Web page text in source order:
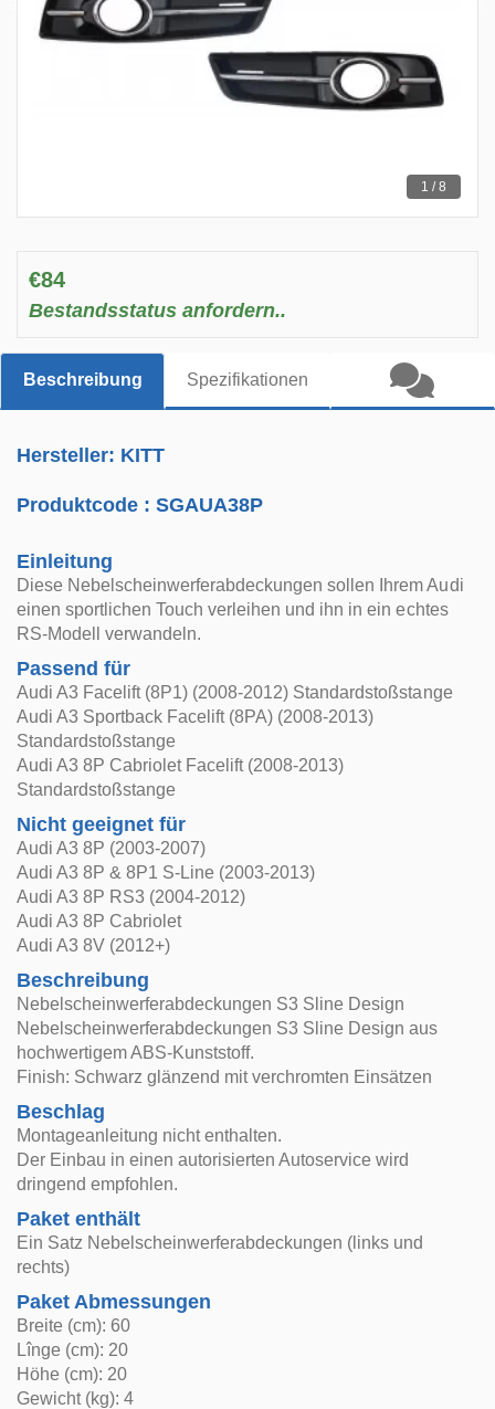
1 / 8
€84
Bestandsstatus anfordern..
Beschreibung Spezifikationen
Hersteller: KITT
Produktcode :SGAUA38P
Einleitung
Diese Nebelscheinwerferabdeckungen sollen Ihrem Audi
einen sportlichen Touch verleihen und ihn in ein echtes
RS-Modell verwandeln.
Passend für
Audi A3 Facelift (8P1) (2008-2012) Standardstoßstange
Audi A3 Sportback Facelift (8PA) (2008-2013)
Standardstoßstange
Audi A3 8P Cabriolet Facelift (2008-2013)
Standardstoßstange
Nicht geeignet für
Audi A3 8P (2003-2007)
Audi A3 8P & 8P1 S-Line (2003-2013)
Audi A3 8P RS3 (2004-2012)
Audi A3 8P Cabriolet
Audi A3 8V (2012+)
Beschreibung
Nebelscheinwerferabdeckungen S3 Sline Design
Nebelscheinwerferabdeckungen S3 Sline Design aus
hochwertigem ABS-Kunststoff.
Finish: Schwarz glänzend mit verchromten Einsätzen
Beschlag
Montageanleitung nicht enthalten.
Der Einbau in einen autorisierten Autoservice wird
dringend empfohlen.
Paket enthält
Ein Satz Nebelscheinwerferabdeckungen (links und
rechts)
Paket Abmessungen
Breite (cm): 60
Lînge (cm): 20
Höhe (cm): 20
Gewicht (kg): 4